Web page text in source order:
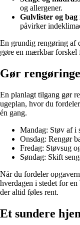
og allergener.
Gulvlister og bag
påvirker
En grundig rengøring af
gøre en mærkbar
Gør
En planlagt tilgang gør
ugeplan, hvor du
én gang.
Mandag: Støv af i
Onsdag: Rengør
Fredag: Støvsug
Søndag: Skift
Når du fordeler
hverdagen i stedet for
der altid føles rent.
Et sundere